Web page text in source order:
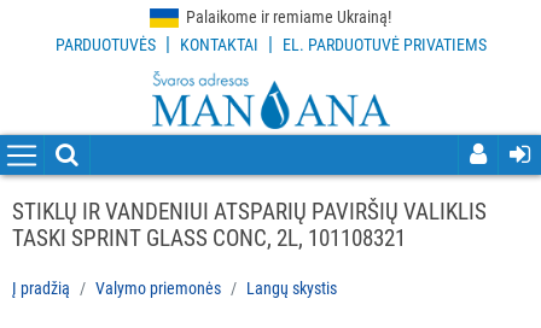
Palaikome ir remiame Ukrainą!
PARDUOTUVĖS | KONTAKTAI | EL. PARDUOTUVĖ PRIVATIEMS
VALYMO
PRIEMONĖS
Visi
plovimo
STIKLŲ IR VANDENIUI ATSPARIŲ PAVIRŠIŲ VALIKLIS
TASKI SPRINT GLASS CONC, 2L, 101108321
Į pradžią Valymo priemonės Langų skystis